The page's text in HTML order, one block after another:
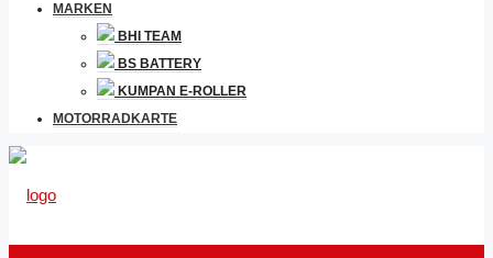
MARKEN
BHI TEAM
BS BATTERY
KUMPAN E-ROLLER
MOTORRADKARTE